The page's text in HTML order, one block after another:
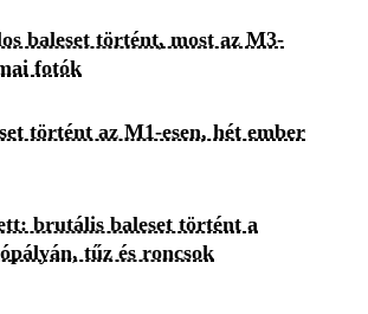
baleset történt, most az M3-
fotók
történt az M1-esen, hét ember
brutális baleset történt a
tűz és roncsok